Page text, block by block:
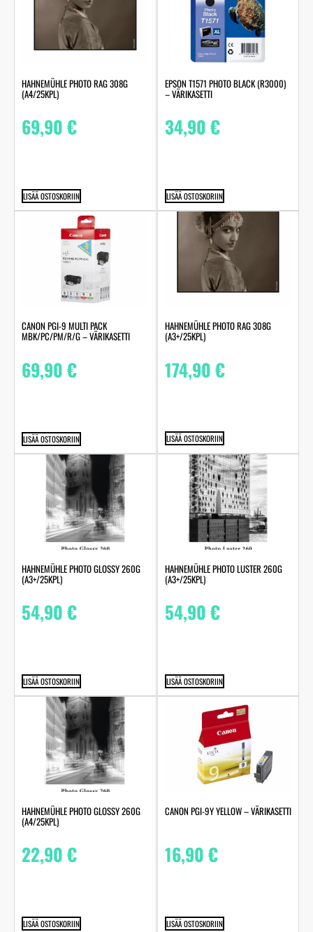
HAHNEMÜHLE PHOTO RAG 308G
(A4/25KPL)
69,90€
LISÄÄ OSTOSKORIIN
EPSON T1571 PHOTO BLACK (R3000)
– VÄRIKASETTI
34,90€
LISÄÄ OSTOSKORIIN
CANON PGI-9 MULTI PACK
MBK/PC/PM/R/G – VÄRIKASETTI
69,90€
LISÄÄ OSTOSKORIIN
HAHNEMÜHLE PHOTO RAG 308G
(A3+/25KPL)
174,90€
LISÄÄ OSTOSKORIIN
HAHNEMÜHLE PHOTO GLOSSY 260G
(A3+/25KPL)
54,90€
LISÄÄ OSTOSKORIIN
HAHNEMÜHLE PHOTO LUSTER 260G
(A3+/25KPL)
54,90€
LISÄÄ OSTOSKORIIN
HAHNEMÜHLE PHOTO GLOSSY 260G
(A4/25KPL)
22,90€
LISÄÄ OSTOSKORIIN
CANON PGI-9Y YELLOW – VÄRIKASETTI
16,90€
LISÄÄ OSTOSKORIIN